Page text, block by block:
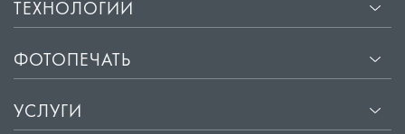
ТЕХНОЛОГИИ
ФОТОПЕЧАТЬ
УСЛУГИ